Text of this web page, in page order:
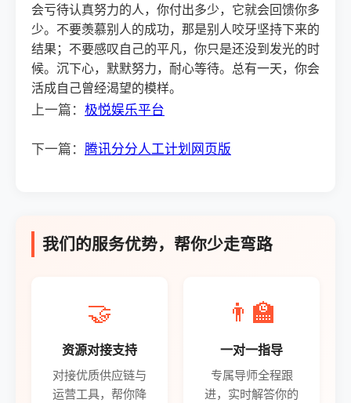
会亏待认真努力的人，你付出多少，它就会回馈你多
少。不要羡慕别人的成功，那是别人咬牙坚持下来的
结果；不要感叹自己的平凡，你只是还没到发光的时
候。沉下心，默默努力，耐心等待。总有一天，你会
活成自己曾经渴望的模样。
上一篇： 极悦娱乐平台
下一篇： 腾讯分分人工计划网页版
我们的服务优势，帮你少走弯路
🤝
资源对接支持
对接优质供应链与
运营工具，帮你降
👨‍🏫
一对一指导
专属导师全程跟
进，实时解答你的